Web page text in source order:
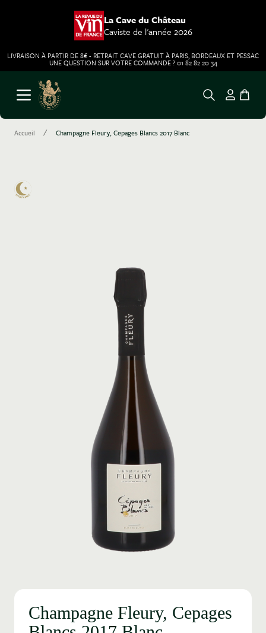
La Cave du Château
Caviste de l'année 2026
LIVRAISON À PARTIR DE 8€ - RETRAIT CAVE GRATUIT À PARIS, BORDEAUX ET PESSAC
UNE QUESTION SUR VOTRE COMMANDE ? 01 82 82 20 34
Aller au contenu
Ouvrir le menu
Accueil / Champagne Fleury, Cepages Blancs 2017 Blanc
Champagne Fleury, Cepages